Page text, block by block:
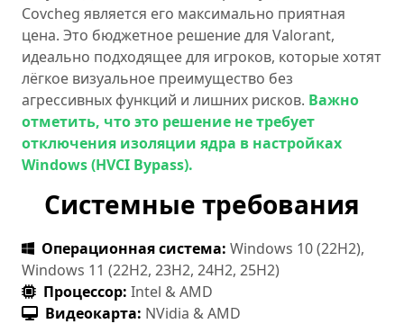
Covcheg является его максимально приятная
цена. Это бюджетное решение для Valorant,
идеально подходящее для игроков, которые хотят
лёгкое визуальное преимущество без
агрессивных функций и лишних рисков. Важно
отметить, что это решение не требует
отключения изоляции ядра в настройках
Windows (HVCI Bypass).
Системные требования
Операционная система: Windows 10 (22H2),
Windows 11 (22H2, 23H2, 24H2, 25H2)
Процессор: Intel & AMD
Видеокарта: NVidia & AMD